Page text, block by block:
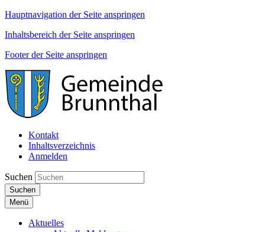
Hauptnavigation der Seite anspringen
Inhaltsbereich der Seite anspringen
Footer der Seite anspringen
Kontakt
Inhaltsverzeichnis
Anmelden
Suchen
Suchen
Menü
Aktuelles